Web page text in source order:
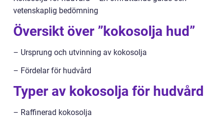
vetenskaplig bedömning
Översikt över ”kokosolja hud”
– Ursprung och utvinning av kokosolja
– Fördelar för hudvård
Typer av kokosolja för hudvård
– Raffinerad kokosolja